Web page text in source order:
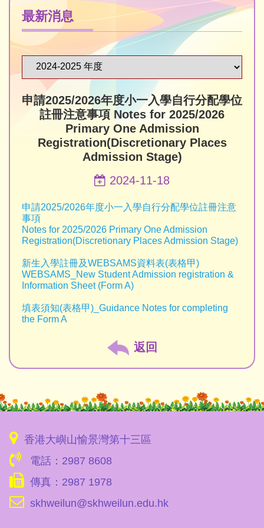
最新消息
申請2025/2026年度小一入學自行分配學位
註冊注意事項 Notes for 2025/2026
Primary One Admission
Registration(Discretionary Places
Admission Stage)
2024-11-18
申請2025/2026年度小一入學自行分配學位註冊注意
事項
Notes for 2025/2026 Primary One Admission
Registration(Discretionary Places Admission Stage)
新生入學註冊及WEBSAMS資料表(表格甲)
WEBSAMS_New Student Admission registration &
Information Sheet (Form A)
填表須知(表格甲)_Guidance Notes for completing
the Form A
返回
香港大嶼山愉景灣第十三區
電話：2987 8608
傳真：2987 1978
skhweilun@skhweilun.edu.hk